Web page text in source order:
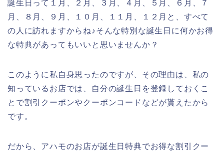
誕生日って１月、２月、３月、４月、５月、６月、７
月、８月、９月、１０月、１１月、１２月と、すべて
の人に訪れますからね♪そんな特別な誕生日に何かお得
な特典があってもいいと思いませんか？
このように私自身思ったのですが、その理由は、私の
知っているお店では、自分の誕生日を登録しておくこ
とで割引クーポンやクーポンコードなどが貰えたから
です。
だから、アハモのお店が誕生日特典でお得な割引クー